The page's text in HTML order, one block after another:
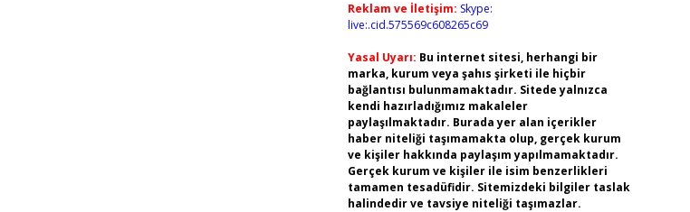
Reklam ve İletişim: Skype:
live:.cid.575569c608265c69
Yasal Uyarı: Bu internet sitesi, herhangi bir
marka, kurum veya şahıs şirketi ile hiçbir
bağlantısı bulunmamaktadır. Sitede yalnızca
kendi hazırladığımız makaleler
paylaşılmaktadır. Burada yer alan içerikler
haber niteliği taşımamakta olup, gerçek kurum
ve kişiler hakkında paylaşım yapılmamaktadır.
Gerçek kurum ve kişiler ile isim benzerlikleri
tamamen tesadüfidir. Sitemizdeki bilgiler taslak
halindedir ve tavsiye niteliği taşımazlar.